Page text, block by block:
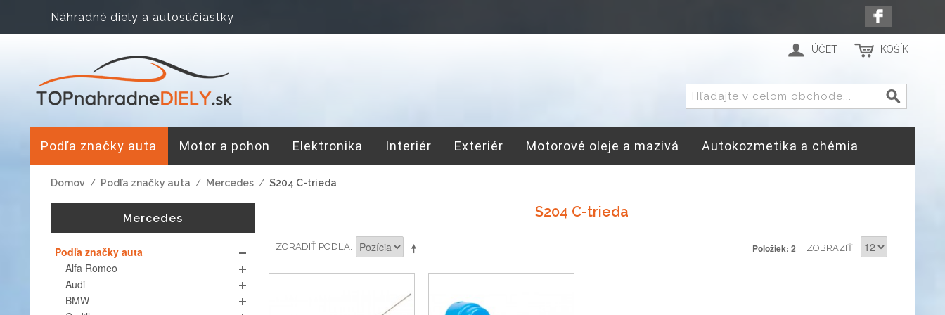
Náhradné diely a autosúčiastky
ÚČET KOŠÍK
Podľa značky auta Motor a pohon Elektronika Interiér Exteriér Motorové oleje a mazivá Autokozmetika a chémia
Domov / Podľa značky auta / Mercedes / S204 C-trieda
S204 C-trieda
ZORADIŤ PODĽA Položiek: 2 ZOBRAZIŤ
Mercedes
Podľa značky auta
Alfa Romeo
Audi
BMW